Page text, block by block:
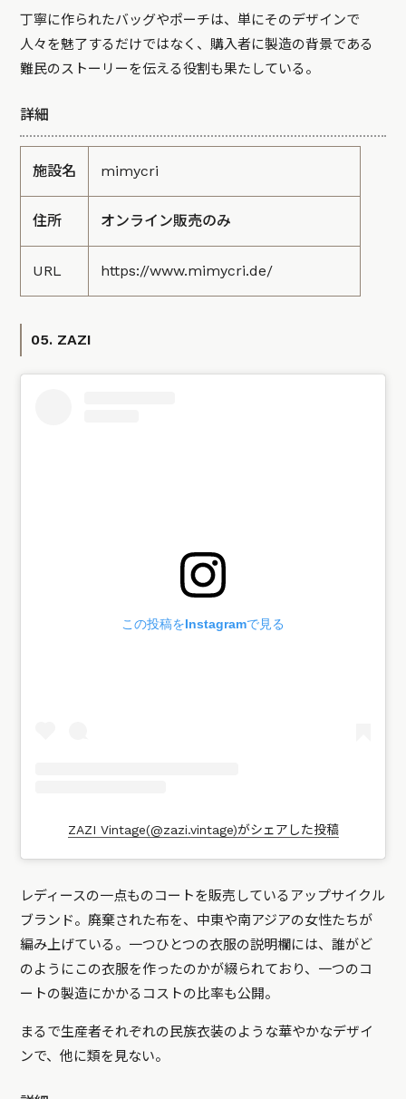
丁寧に作られたバッグやポーチは、単にそのデザインで
人々を魅了するだけではなく、購入者に製造の背景である
難民のストーリーを伝える役割も果たしている。
詳細
施設名 mimycri
住所 オンライン販売のみ
URL https://www.mimycri.de/
05. ZAZI
この投稿をInstagramで見る
ZAZI Vintage(@zazi.vintage)がシェアした投稿
レディースの一点ものコートを販売しているアップサイクル
ブランド。廃棄された布を、中東や南アジアの女性たちが
編み上げている。一つひとつの衣服の説明欄には、誰がど
のようにこの衣服を作ったのかが綴られており、一つのコ
ートの製造にかかるコストの比率も公開。
まるで生産者それぞれの民族衣装のような華やかなデザイ
ンで、他に類を見ない。